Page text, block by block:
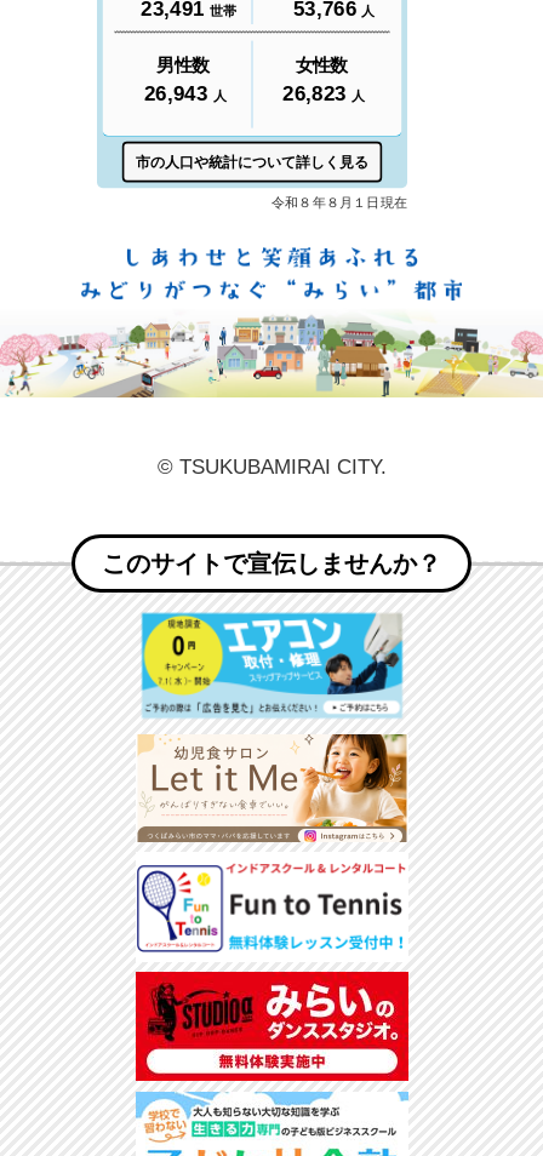
© TSUKUBAMIRAI CITY.
このサイトで宣伝しませんか？